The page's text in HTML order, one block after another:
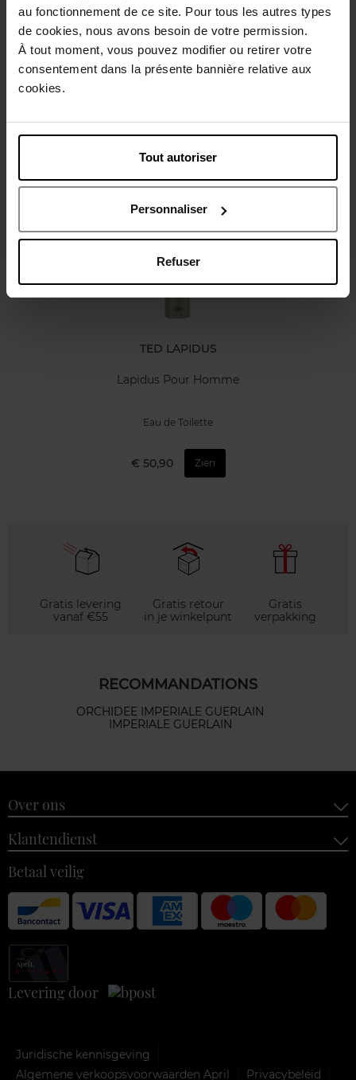
au fonctionnement de ce site. Pour tous les autres types
de cookies, nous avons besoin de votre permission.
À tout moment, vous pouvez modifier ou retirer votre
consentement dans la présente bannière relative aux
cookies.
Tout autoriser
Personnaliser
Refuser
Beschrijving
Karakteristieken
TED LAPIDUS
Lapidus Pour Homme
Eau de Toilette
€ 50,90 Zien
Gratis levering
vanaf €55
Gratis retour
in je winkelpunt
Gratis
verpakking
RECOMMANDATIONS
ORCHIDEE IMPERIALE GUERLAIN
IMPERIALE GUERLAIN
Over ons
Klantendienst
Betaal veilig
Levering door
Juridische kennisgeving
Algemene verkoopsvoorwaarden April
Privacybeleid